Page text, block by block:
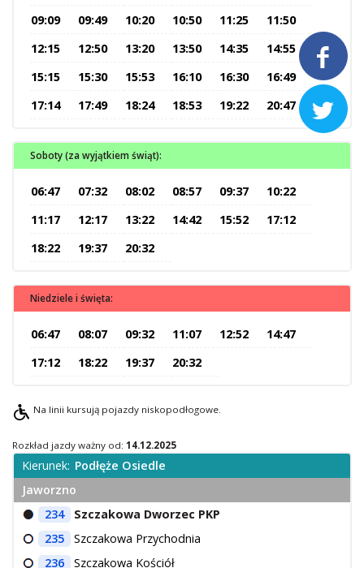


Aktualności
Inne
Centrum Obsługi Klienta
09:09
09:49 10:20 10:50 11:25
11:50
12:15
12:50 13:20 13:50 14:35
14:55
15:15
15:30 15:53 16:10 16:30
16:49
17:14
17:49 18:24 18:53 19:22 20:47
Soboty (za wyjątkiem świąt):
06:47 07:32 08:02 08:57 09:37
10:22
11:17
12:17 13:22 14:42 15:52
17:12
18:22
19:37 20:32
Niedziele i święta:
06:47 08:07 09:32 11:07 12:52
14:47
17:12
18:22 19:37 20:32
Na linii kursują pojazdy niskopodłogowe.
Rozkład jazdy ważny od: 14.12.2025
Kierunek: Podłęże Osiedle
Jaworzno
234
Szczakowa Dworzec PKP
235
Szczakowa Przychodnia
236
Szczakowa Kościół